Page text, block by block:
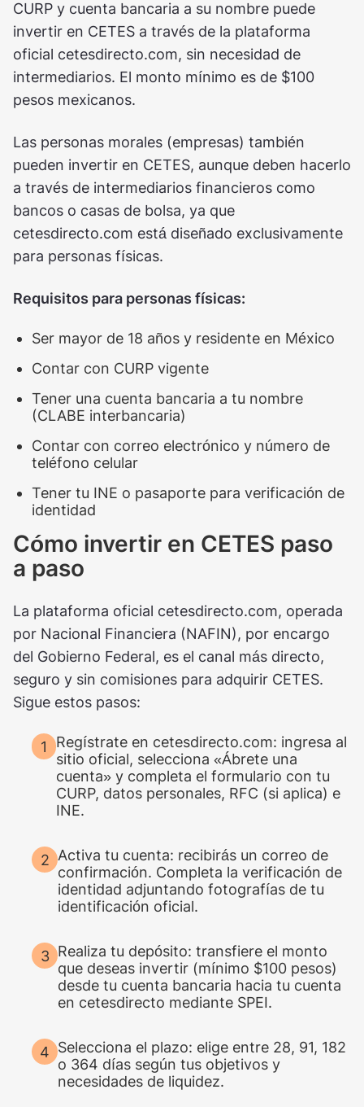
CURP y cuenta bancaria a su nombre puede
invertir en CETES a través de la plataforma
oficial cetesdirecto.com, sin necesidad de
intermediarios. El monto mínimo es de $100
pesos mexicanos.
Las personas morales (empresas) también
pueden invertir en CETES, aunque deben hacerlo
a través de intermediarios financieros como
bancos o casas de bolsa, ya que
cetesdirecto.com está diseñado exclusivamente
para personas físicas.
Requisitos para personas físicas:
Ser mayor de 18 años y residente en México
Contar con CURP vigente
Tener una cuenta bancaria a tu nombre
(CLABE interbancaria)
Contar con correo electrónico y número de
teléfono celular
Tener tu INE o pasaporte para verificación de
identidad
Cómo invertir en CETES paso
a paso
La plataforma oficial cetesdirecto.com, operada
por Nacional Financiera (NAFIN), por encargo
del Gobierno Federal, es el canal más directo,
seguro y sin comisiones para adquirir CETES.
Sigue estos pasos:
Regístrate en cetesdirecto.com: ingresa al
sitio oficial, selecciona «Ábrete una
cuenta» y completa el formulario con tu
CURP, datos personales, RFC (si aplica) e
INE.
Activa tu cuenta: recibirás un correo de
confirmación. Completa la verificación de
identidad adjuntando fotografías de tu
identificación oficial.
Realiza tu depósito: transfiere el monto
que deseas invertir (mínimo $100 pesos)
desde tu cuenta bancaria hacia tu cuenta
en cetesdirecto mediante SPEI.
Selecciona el plazo: elige entre 28, 91, 182
o 364 días según tus objetivos y
necesidades de liquidez.